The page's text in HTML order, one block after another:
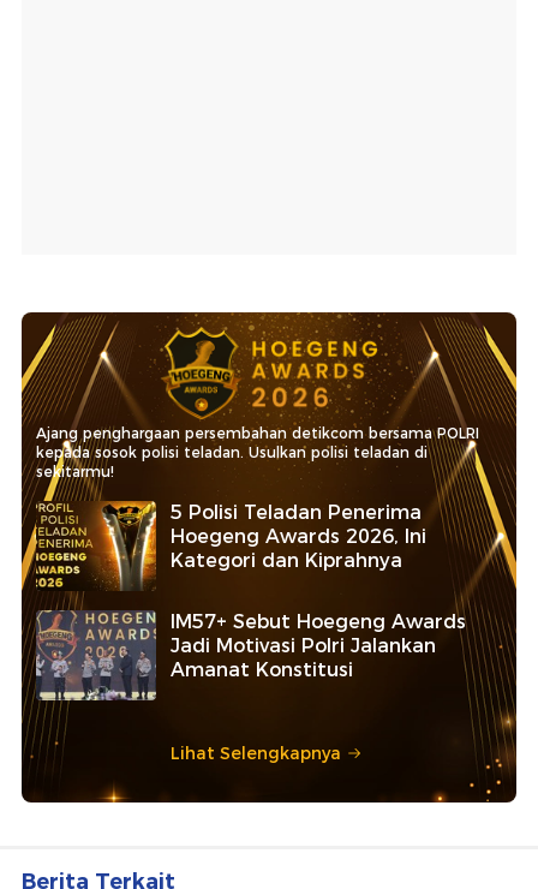
Ajang penghargaan persembahan detikcom bersama POLRI
kepada sosok polisi teladan. Usulkan polisi teladan di
sekitarmu!
5 Polisi Teladan Penerima
Hoegeng Awards 2026, Ini
Kategori dan Kiprahnya
IM57+ Sebut Hoegeng Awards
Jadi Motivasi Polri Jalankan
Amanat Konstitusi
Lihat Selengkapnya
Berita Terkait